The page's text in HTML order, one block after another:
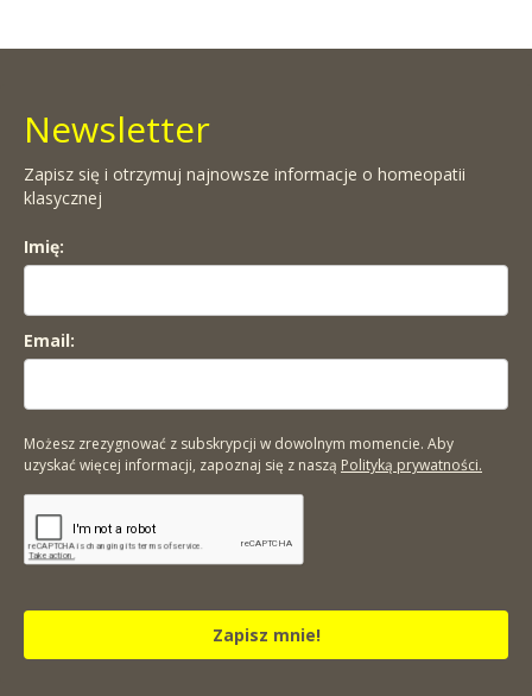
Newsletter
Zapisz się i otrzymuj najnowsze informacje o homeopatii
klasycznej
Imię:
Email:
Możesz zrezygnować z subskrypcji w dowolnym momencie. Aby
uzyskać więcej informacji, zapoznaj się z naszą Polityką prywatności.
Zapisz mnie!